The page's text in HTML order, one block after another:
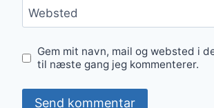
Websted
Gem mit navn, mail og websted i
til næste gang jeg kommenterer.